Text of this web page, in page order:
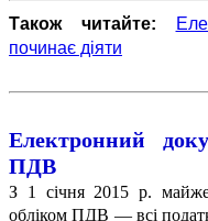
Також читайте:
починає діяти
Електронний
ПДВ
З 1 січня 2015 р. майже
обліком ПДВ — всі